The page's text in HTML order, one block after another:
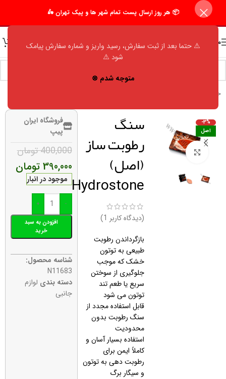
⚠️ حتما بعد از ثبت سفارش، رسید واریز و شماره سفارش پیامک
شود ⚠️
متوجه شدم ⊗
📦 هر روز ارسال پست تمام شهر ها و پیک تهران 🛵
منو
خانه
-3%
اصل
برای بزرگنمایی کلیک کنید
سنگ
رطوبت ساز
(اصل)
Hydrostone
(دیدگاه کاربر 1
)
بازگرداندن رطوبت
طبیعی به توتون
خشک که موجب
جلوگیری از سوختن
سریع یا طعم تند
توتون می شود
قابل استفاده مجدد از
سنگ رطوبت بدون
محدودیت
استفاده بسیار آسان و
کاملاً ایمن برای
رطوبت دهی به توتون
و سیگار برگ
فروشگاه ایران
پیپ
400,000تومان
390,000 تومان
موجود در انبار
-
+
افزودن به سبد
خرید
شناسه محصول:
N11683
دسته بندی لوازم
جانبی